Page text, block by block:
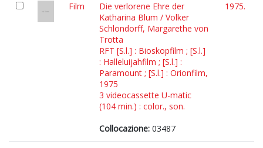
Film
Die verlorene Ehre der
Katharina Blum / Volker
Schlondorff, Margarethe von
Trotta
RFT [S.l.] : Bioskopfilm ; [S.l.]
: Halleluijahfilm ; [S.l.] :
Paramount ; [S.l.] : Orionfilm,
1975
3 videocassette U-matic
(104 min.) : color., son.
Collocazione: 03487
1975.